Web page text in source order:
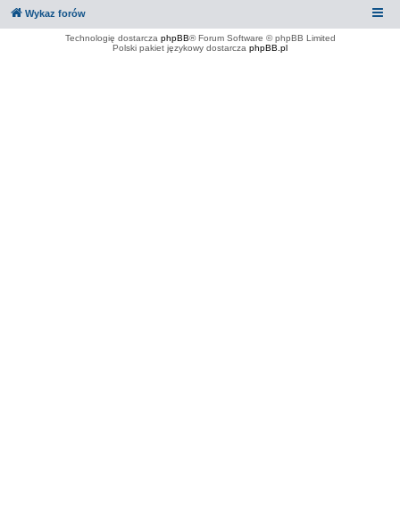
Wykaz forów
Technologię dostarcza phpBB® Forum Software © phpBB Limited
Polski pakiet językowy dostarcza phpBB.pl